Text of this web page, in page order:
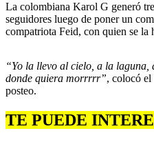
La colombiana Karol G generó
seguidores luego de poner un
compatriota Feid, con quien se la
“Yo la llevo al cielo, a la laguna,
donde quiera morrrrr”, colocó el
posteo.
TE PUEDE